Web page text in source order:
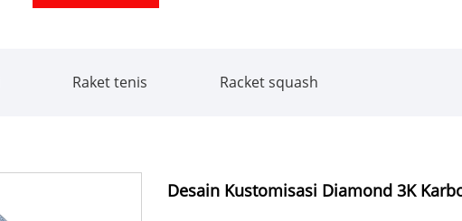
Raket tenis Racket squash
Desain Kustomisasi Diamond 3K